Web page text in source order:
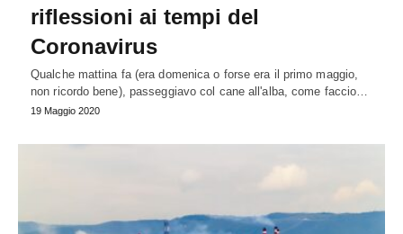
riflessioni ai tempi del
Coronavirus
Qualche mattina fa (era domenica o forse era il primo maggio,
non ricordo bene), passeggiavo col cane all'alba, come faccio…
19 Maggio 2020